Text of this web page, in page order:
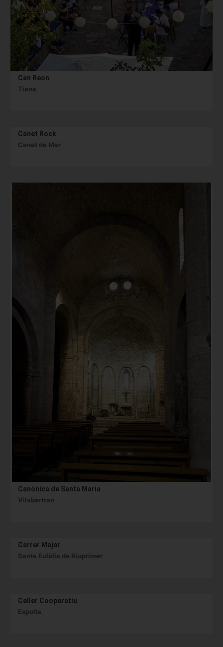
Can Reon
Tiana
Canet Rock
Canet de Mar
Canònica de Santa Maria
Vilabertran
Carrer Major
Santa Eulàlia de Riuprimer
Celler Cooperatiu
Espolla